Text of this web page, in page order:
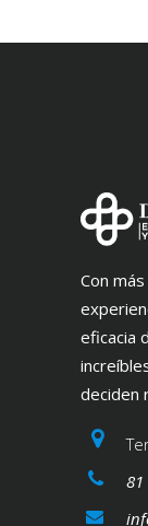
Con
eficacia
deciden
81